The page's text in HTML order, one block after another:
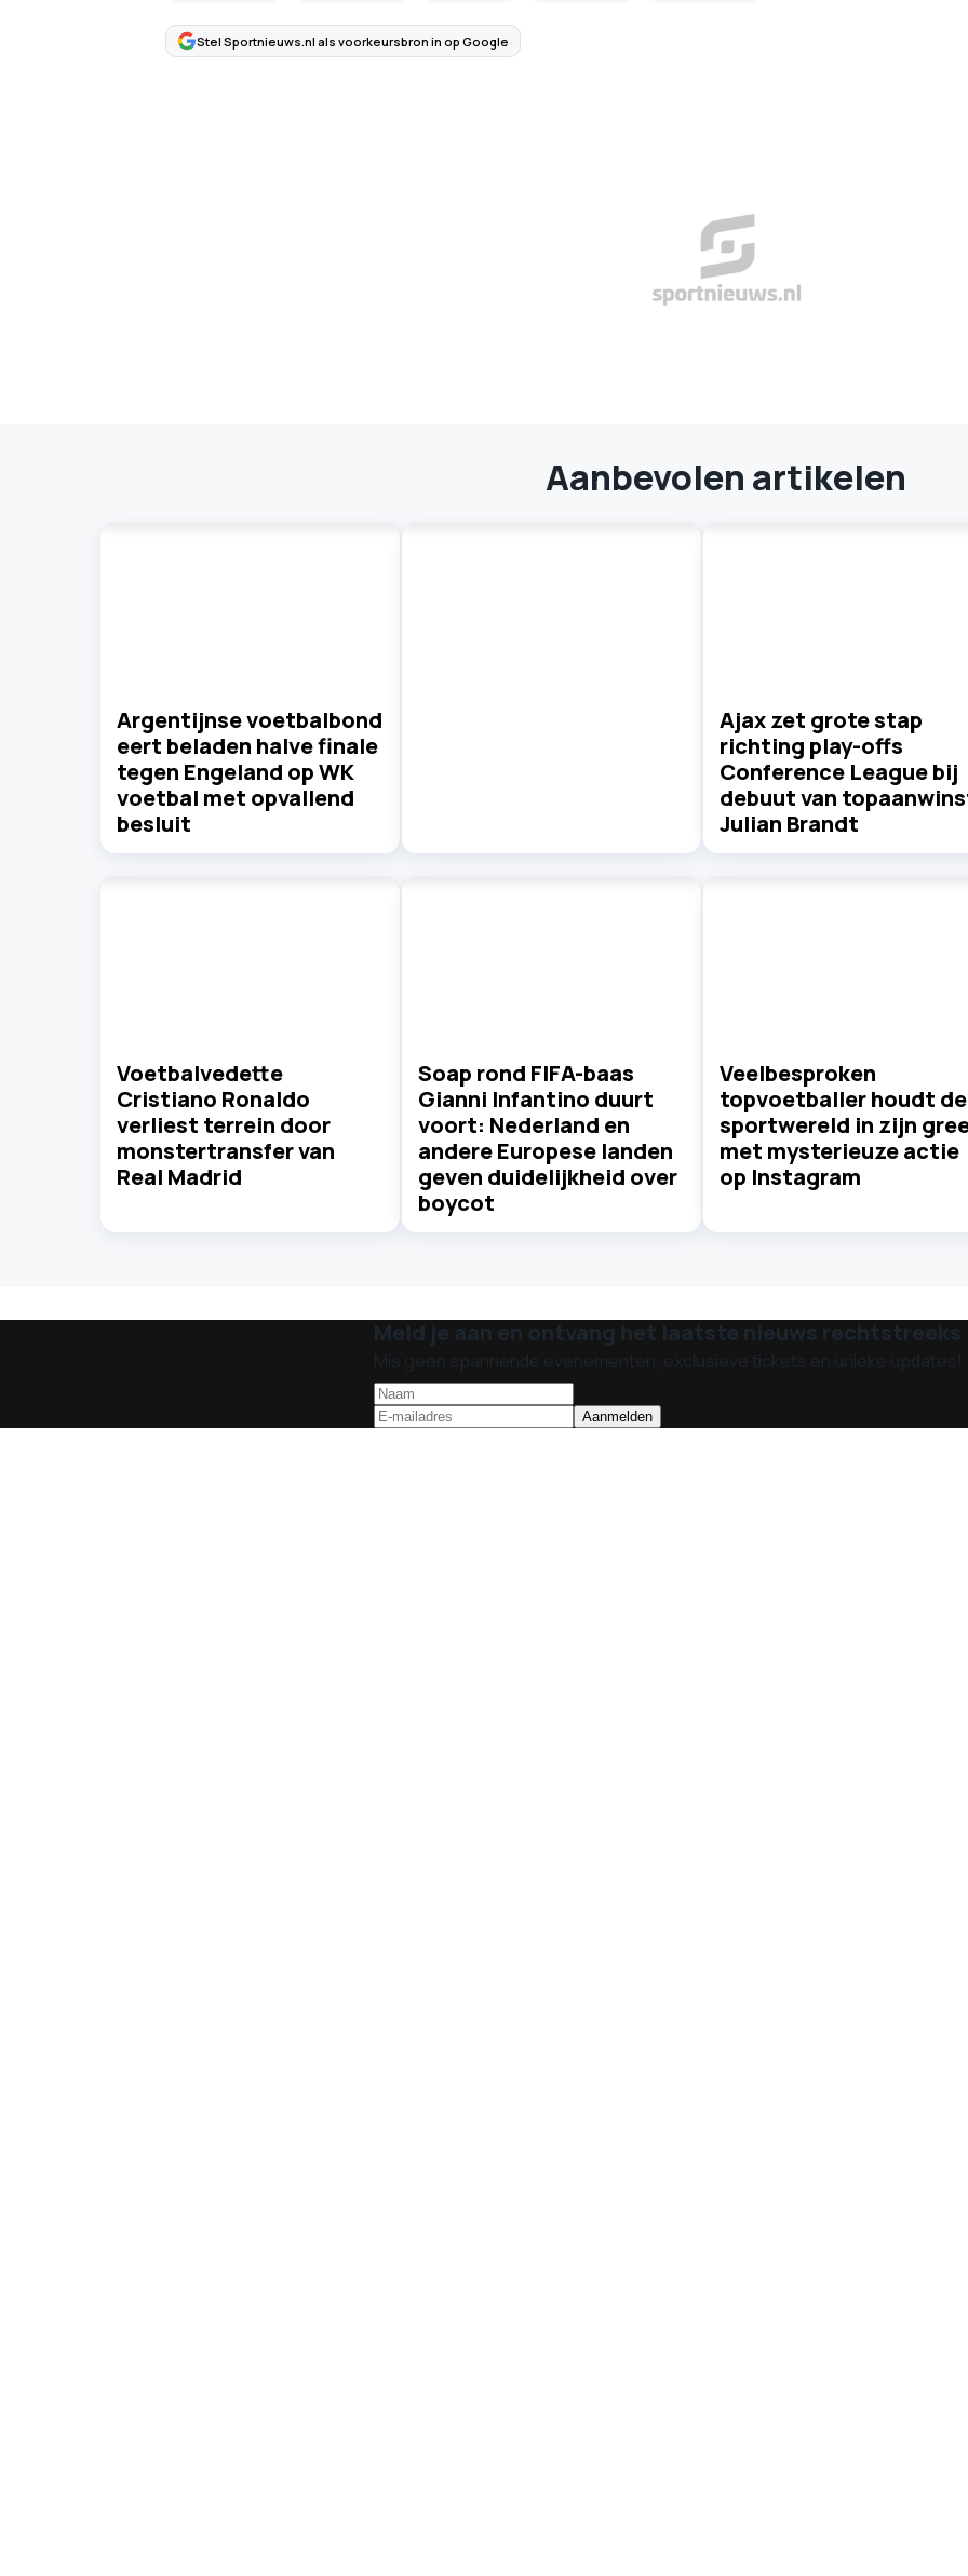
Stel Sportnieuws.nl als voorkeursbron in op Google
Aanbevolen artikelen
Argentijnse voetbalbond
eert beladen halve finale
tegen Engeland op WK
voetbal met opvallend
besluit
Ajax zet grote stap
richting play-offs
Conference League bij
debuut van
Julian Brandt
Voetbalvedette
Cristiano Ronaldo
verliest terrein door
monstertransfer van
Real Madrid
Soap rond FIFA-baas
Gianni Infantino duurt
voort: Nederland en
andere Europese landen
geven duidelijkheid over
boycot
Veelbesproken
topvoetballer houdt de
sportwereld in zijn
met mysterieuze actie
op Instagram
Meld je aan en ontvang het laatste nieuws rechtstreeks
Mis geen spannende evenementen, exclusieve tickets en unieke updates!